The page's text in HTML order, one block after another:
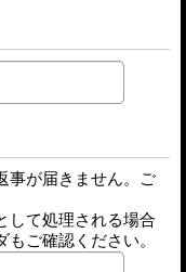
事が届きません。ご
して処理される場合
ご確認ください。